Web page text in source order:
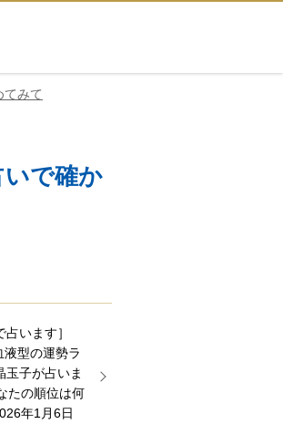
てみて
で確か
占います］
型の運勢ラ
玉子が占いま
たの順位は何
年1月6日